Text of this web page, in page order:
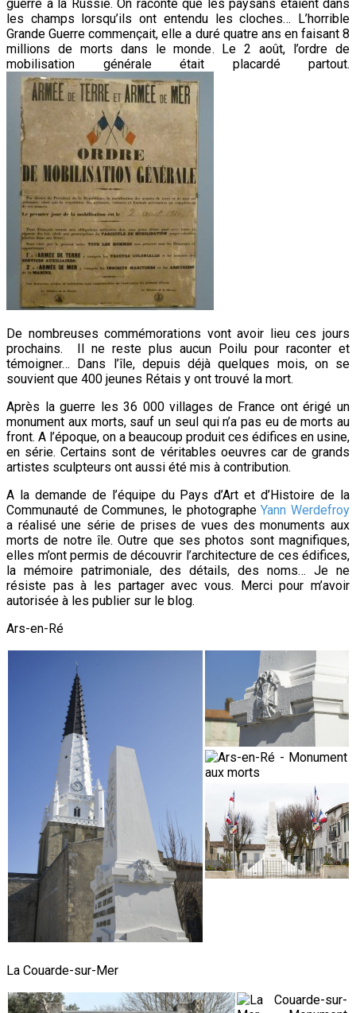
guerre à la Russie. On raconte que les paysans étaient dans
les champs lorsqu’ils ont entendu les cloches… L’horrible
Grande Guerre commençait, elle a duré quatre ans en faisant 8
millions de morts dans le monde. Le 2 août, l’ordre de
mobilisation générale était placardé partout.
De nombreuses commémorations vont avoir lieu ces jours
prochains. Il ne reste plus aucun Poilu pour raconter et
témoigner… Dans l’île, depuis déjà quelques mois, on se
souvient que 400 jeunes Rétais y ont trouvé la mort.
Après la guerre les 36 000 villages de France ont érigé un
monument aux morts, sauf un seul qui n’a pas eu de morts au
front. A l’époque, on a beaucoup produit ces édifices en usine,
en série. Certains sont de véritables oeuvres car de grands
artistes sculpteurs ont aussi été mis à contribution.
A la demande de l’équipe du Pays d’Art et d’Histoire de la
Communauté de Communes, le photographeYann Werdefroy
a réalisé une série de prises de vues des monuments aux
morts de notre île. Outre que ses photos sont magnifiques,
elles m’ont permis de découvrir l’architecture de ces édifices,
la mémoire patrimoniale, des détails, des noms… Je ne
résiste pas à les partager avec vous. Merci pour m’avoir
autorisée à les publier sur le blog.
Ars-en-Ré
La Couarde-sur-Mer